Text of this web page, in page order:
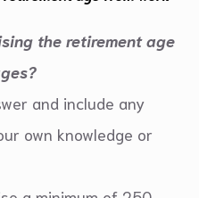
the retirement age
and include any
own knowledge or